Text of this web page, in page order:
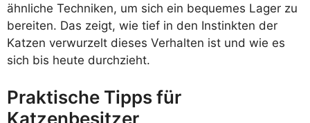
ähnliche Techniken, um sich ein bequemes Lager zu
bereiten. Das zeigt, wie tief in den Instinkten der
Katzen verwurzelt dieses Verhalten ist und wie es
sich bis heute durchzieht.
Praktische Tipps für
Katzenbesitzer